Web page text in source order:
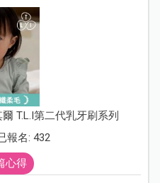
T.L.I第二代乳牙刷系列
報名: 432
心得